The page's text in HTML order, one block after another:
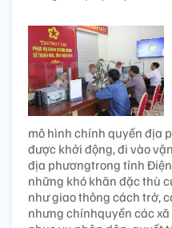
mô hình chính quyền địa
được khởi động, đi vào
địa phươngtrong tỉnh
những khó khăn đặc thù
như giao thông cách trở,
nhưng chínhquyền các